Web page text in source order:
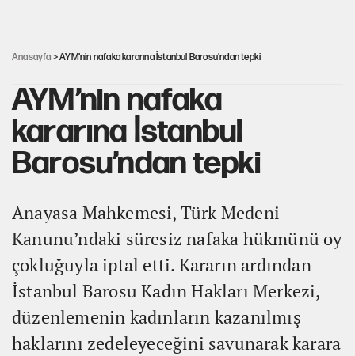
Anasayfa > AYM’nin nafaka kararına İstanbul Barosu’ndan tepki
AYM’nin nafaka
kararına İstanbul
Barosu’ndan tepki
Anayasa Mahkemesi, Türk Medeni
Kanunu’ndaki süresiz nafaka hükmünü oy
çokluğuyla iptal etti. Kararın ardından
İstanbul Barosu Kadın Hakları Merkezi,
düzenlemenin kadınların kazanılmış
haklarını zedeleyeceğini savunarak karara